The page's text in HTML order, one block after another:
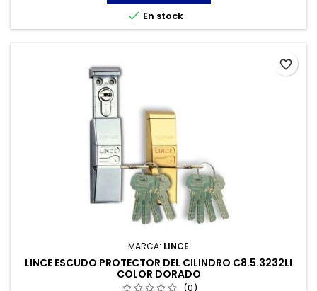
 En stock
MARCA: LINCE
LINCE ESCUDO PROTECTOR DEL CILINDRO C8.5.3232LI
COLOR DORADO
(0)
favorite_border